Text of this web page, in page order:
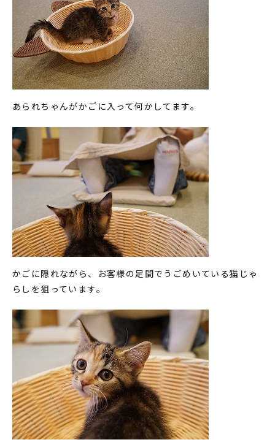
あられちゃんがかごに入って何かしてます。
かごに隠れながら、お客様の足間でうごめいている猫じゃ
らしを狙っています。